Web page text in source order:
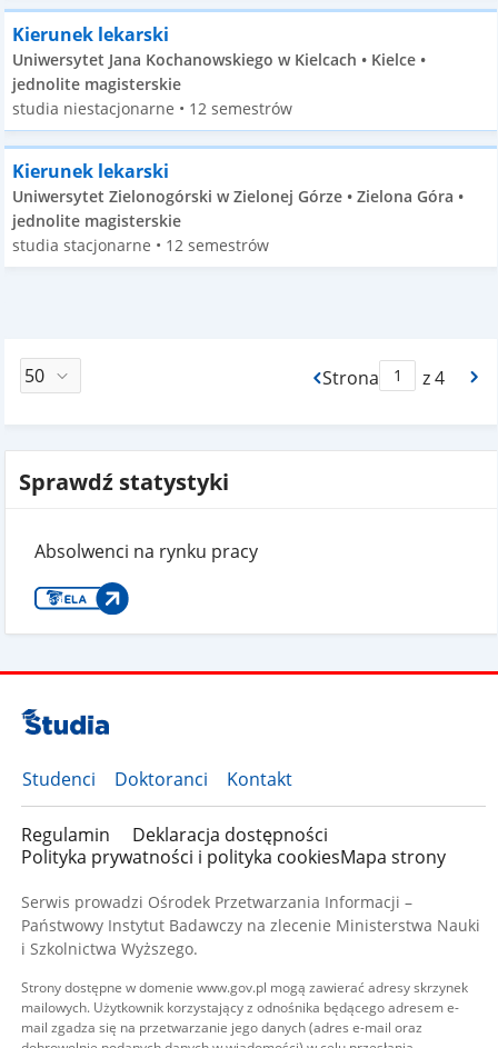
Kierunek lekarski
Uniwersytet Jana Kochanowskiego w Kielcach • Kielce •
jednolite magisterskie
studia niestacjonarne • 12 semestrów
Kierunek lekarski
Uniwersytet Zielonogórski w Zielonej Górze • Zielona Góra •
jednolite magisterskie
studia stacjonarne • 12 semestrów
Strona
Max Stronaz 4
Sprawdź statystyki
Absolwenci na rynku pracy
Studenci Doktoranci Kontakt
Regulamin
Deklaracja dostępności
Polityka prywatności i polityka cookiesMapa strony
Serwis prowadzi Ośrodek Przetwarzania Informacji –
Państwowy Instytut Badawczy na zlecenie Ministerstwa Nauki
i Szkolnictwa Wyższego.
Strony dostępne w domenie www.gov.pl mogą zawierać adresy skrzynek
mailowych. Użytkownik korzystający z odnośnika będącego adresem e-
mail zgadza się na przetwarzanie jego danych (adres e-mail oraz